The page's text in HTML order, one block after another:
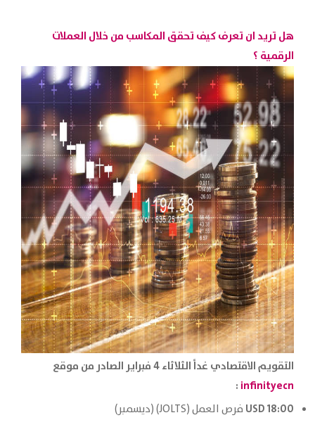
هل تريد ان تعرف كيف تحقق المكاسب من خلال العملات
الرقمية ؟
التقويم الاقتصادي غداً الثلاثاء 4 فبراير الصادر من موقع
infinityecn
:
18:00 USD
فرص العمل (JOLTS) (ديسمبر)